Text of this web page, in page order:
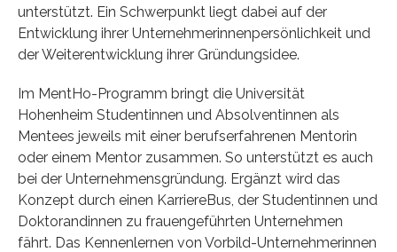
unterstützt. Ein Schwerpunkt liegt dabei auf der
Entwicklung ihrer Unternehmerinnenpersönlichkeit und
der Weiterentwicklung ihrer Gründungsidee.
Im MentHo-Programm bringt die Universität
Hohenheim Studentinnen und Absolventinnen als
Mentees jeweils mit einer berufserfahrenen Mentorin
oder einem Mentor zusammen. So unterstützt es auch
bei der Unternehmensgründung. Ergänzt wird das
Konzept durch einen KarriereBus, der Studentinnen und
Doktorandinnen zu frauengeführten Unternehmen
fährt. Das Kennenlernen von Vorbild-Unternehmerinnen